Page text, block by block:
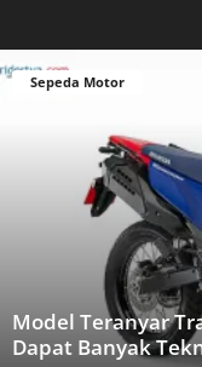
Sepeda Motor
Model Teranyar
Dapat Banyak